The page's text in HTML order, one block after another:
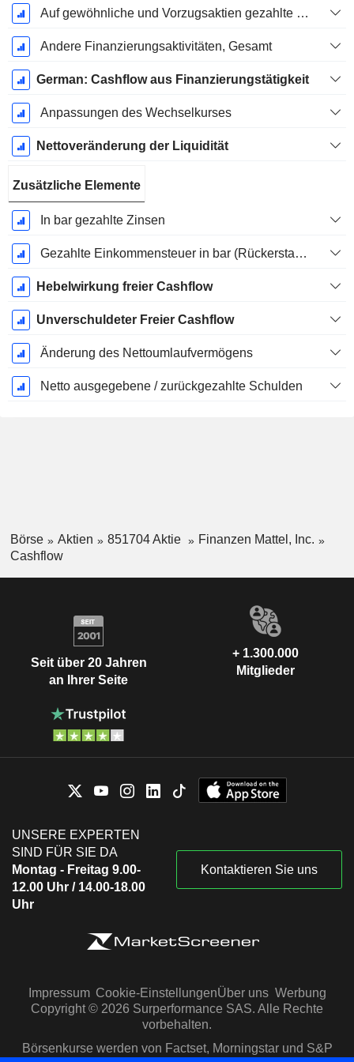
Auf gewöhnliche und Vorzugsaktien gezahlte Dividenden
Andere Finanzierungsaktivitäten, Gesamt
German: Cashflow aus Finanzierungstätigkeit
Anpassungen des Wechselkurses
Nettoveränderung der Liquidität
Zusätzliche Elemente
In bar gezahlte Zinsen
Gezahlte Einkommensteuer in bar (Rückerstattung)
Hebelwirkung freier Cashflow
Unverschuldeter Freier Cashflow
Änderung des Nettoumlaufvermögens
Netto ausgegebene / zurückgezahlte Schulden
Börse Aktien 851704 Aktie
Finanzen Mattel, Inc.
Cashflow
Seit über 20 Jahren
an Ihrer Seite
+ 1.300.000
Mitglieder
UNSERE EXPERTEN
SIND FÜR SIE DA
Montag - Freitag 9.00-
12.00 Uhr / 14.00-18.00
Uhr
Kontaktieren Sie uns
Impressum Cookie-EinstellungenÜber uns Werbung
Copyright © 2026 Surperformance SAS. Alle Rechte
vorbehalten.
Börsenkurse werden von Factset, Morningstar und S&P